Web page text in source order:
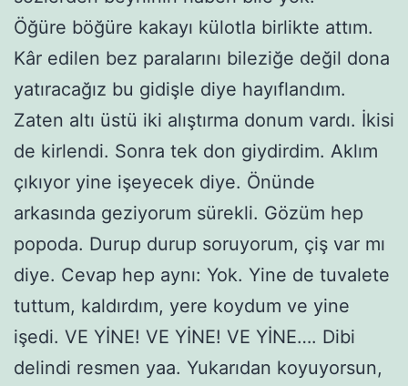
Öğüre böğüre kakayı külotla birlikte attım.
Kâr edilen bez paralarını bileziğe değil dona
yatıracağız bu gidişle diye hayıflandım.
Zaten altı üstü iki alıştırma donum vardı. İkisi
de kirlendi. Sonra tek don giydirdim. Aklım
çıkıyor yine işeyecek diye. Önünde
arkasında geziyorum sürekli. Gözüm hep
popoda. Durup durup soruyorum, çiş var mı
diye. Cevap hep aynı: Yok. Yine de tuvalete
tuttum, kaldırdım, yere koydum ve yine
işedi. VE YİNE! VE YİNE! VE YİNE…. Dibi
delindi resmen yaa. Yukarıdan koyuyorsun,